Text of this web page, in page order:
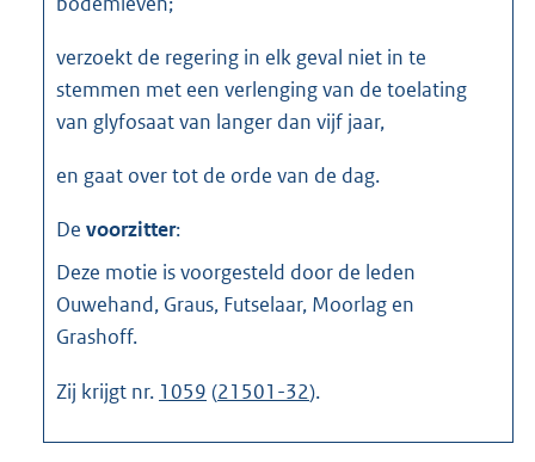
verzoekt de regering in elk geval niet in te
stemmen met een verlenging van de toelating
van glyfosaat van langer dan vijf jaar,
en gaat over tot de orde van de dag.
De voorzitter:
Deze motie is voorgesteld door de leden
Ouwehand, Graus, Futselaar, Moorlag en
Grashoff.
Zij krijgt nr. 1059 (21501-32).